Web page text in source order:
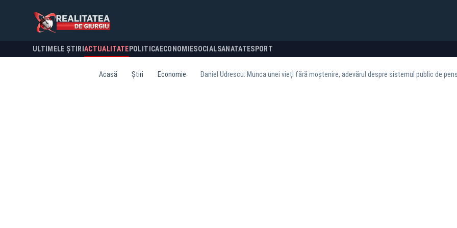
ULTIMELE ȘTIRI ACTUALITATE POLITICA ECONOMIESOCIALSANATATESPORT
Acasă Știri Economie Daniel Udrescu: Munca unei vieți fără moștenire, adevărul despre sistemul public de